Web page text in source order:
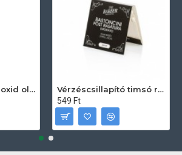
3% Hidrogén-peroxid oldat (sebfertőtlenítő) 100ml
Vérzéscsillapító timsó rúd 20db
549 Ft